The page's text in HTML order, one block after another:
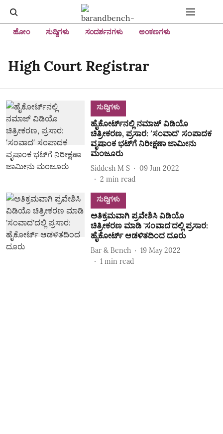
ಹೋಂ ಸುದ್ದಿಗಳು ಸಂದರ್ಶನಗಳು ಅಂಕಣಗಳು
High Court Registrar
ಸುದ್ದಿಗಳು
ಹೈಕೋರ್ಟ್‌ನಲ್ಲಿ ನಮಾಜ್‌ ವಿಡಿಯೊ
ಚಿತ್ರೀಕರಣ, ಪ್ರಸಾರ: ʼಸಂವಾದʼ ಸಂಪಾದಕ
ವೃಷಾಂಕ ಭಟ್‌ಗೆ ನಿರೀಕ್ಷಣಾ ಜಾಮೀನು
ಮಂಜೂರು
Siddesh M S
09 Jun 2022
2 min read
ಸುದ್ದಿಗಳು
ಅತಿಕ್ರಮವಾಗಿ ಪ್ರವೇಶಿಸಿ ವಿಡಿಯೊ
ಚಿತ್ರೀಕರಣ ಮಾಡಿ 'ಸಂವಾದ'ದಲ್ಲಿ ಪ್ರಸಾರ:
ಹೈಕೋರ್ಟ್‌ ಆಡಳಿತದಿಂದ ದೂರು
Bar & Bench
19 May 2022
1 min read